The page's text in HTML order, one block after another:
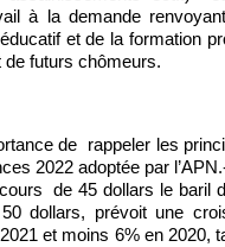
à la demande
et de la formation
de futurs chômeurs.
de rappeler les
2022 adoptée par
de 45 dollars le baril
dollars, prévoit une
et moins 6% en 2020,